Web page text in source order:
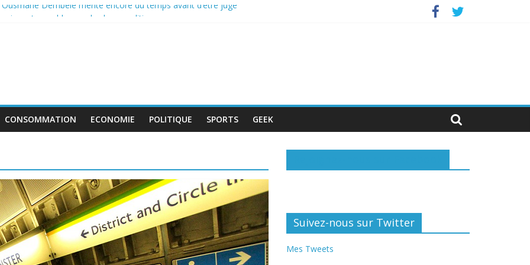
Ousmane Dembélé mérite encore du temps avant d’être jugé
CONSOMMATION ECONOMIE POLITIQUE SPORTS GEEK
Suivez-nous sur Twitter
Mes Tweets